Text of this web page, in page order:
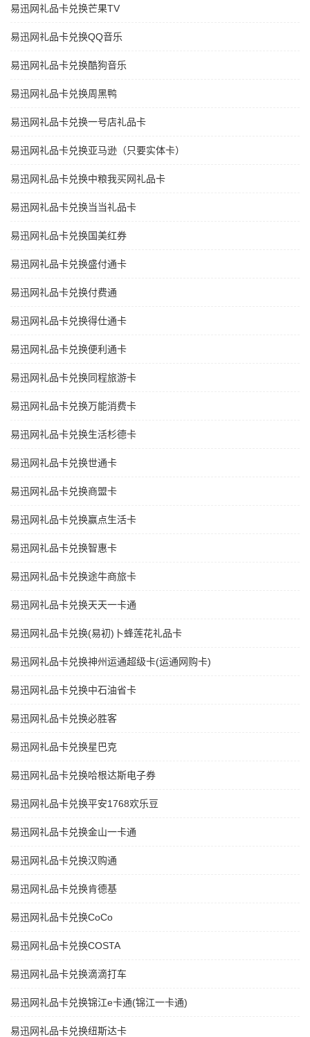
易迅网礼品卡兑换芒果TV
易迅网礼品卡兑换QQ音乐
易迅网礼品卡兑换酷狗音乐
易迅网礼品卡兑换周黑鸭
易迅网礼品卡兑换一号店礼品卡
易迅网礼品卡兑换亚马逊（只要实体卡）
易迅网礼品卡兑换中粮我买网礼品卡
易迅网礼品卡兑换当当礼品卡
易迅网礼品卡兑换国美红券
易迅网礼品卡兑换盛付通卡
易迅网礼品卡兑换付费通
易迅网礼品卡兑换得仕通卡
易迅网礼品卡兑换便利通卡
易迅网礼品卡兑换同程旅游卡
易迅网礼品卡兑换万能消费卡
易迅网礼品卡兑换生活杉德卡
易迅网礼品卡兑换世通卡
易迅网礼品卡兑换商盟卡
易迅网礼品卡兑换赢点生活卡
易迅网礼品卡兑换智惠卡
易迅网礼品卡兑换途牛商旅卡
易迅网礼品卡兑换天天一卡通
易迅网礼品卡兑换(易初)卜蜂莲花礼品卡
易迅网礼品卡兑换神州运通超级卡(运通网购卡)
易迅网礼品卡兑换中石油省卡
易迅网礼品卡兑换必胜客
易迅网礼品卡兑换星巴克
易迅网礼品卡兑换哈根达斯电子券
易迅网礼品卡兑换平安1768欢乐豆
易迅网礼品卡兑换金山一卡通
易迅网礼品卡兑换汉购通
易迅网礼品卡兑换肯德基
易迅网礼品卡兑换CoCo
易迅网礼品卡兑换COSTA
易迅网礼品卡兑换滴滴打车
易迅网礼品卡兑换锦江e卡通(锦江一卡通)
易迅网礼品卡兑换纽斯达卡